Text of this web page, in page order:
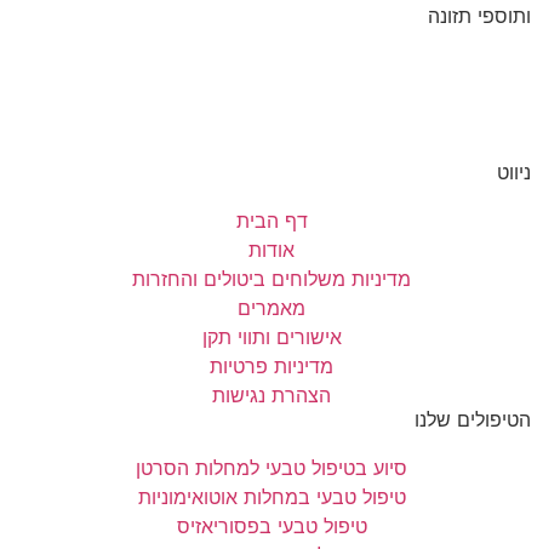
תזונה
דף הבית
אודות
מדיניות משלוחים ביטולים והחזרות
מאמרים
אישורים ותווי תקן
מדיניות פרטיות
הצהרת נגישות
שלנו
סיוע בטיפול טבעי למחלות הסרטן
טיפול טבעי במחלות אוטואימוניות
טיפול טבעי בפסוריאזיס